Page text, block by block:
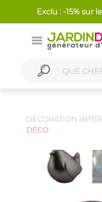
Exclu : -15% sur
DÉCORATION
DÉCO